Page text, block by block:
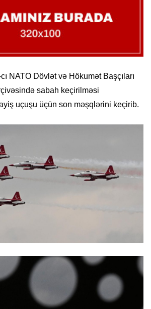
cı NATO Dövlət və Hökumət Başçıları
sabah keçirilməsi
uçuşu üçün son məşqlərini keçirib.